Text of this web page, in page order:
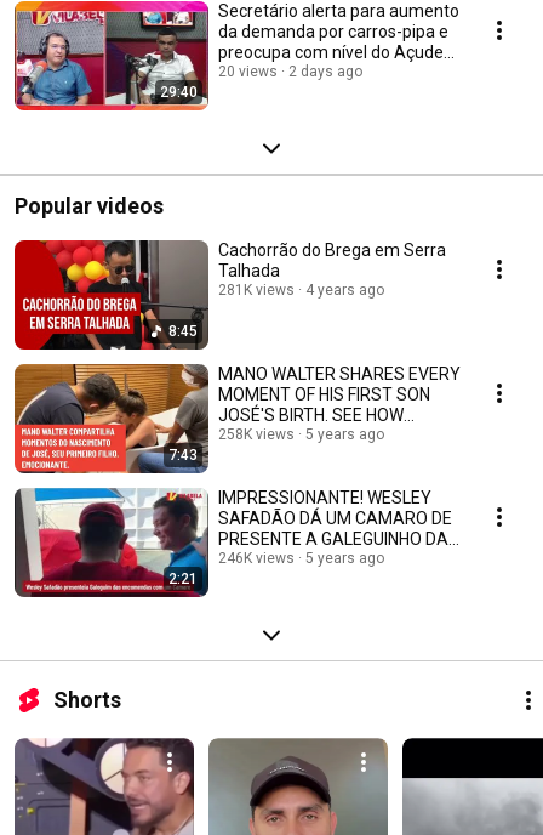
29:40
Secretário alerta para aumento
da demanda por carros-pipa e
preocupa com nível do Açude
Cachoeira
20 views 2 days ago
Popular videos
8:45
Cachorrão do Brega em Serra
Talhada
281K views 4 years ago
7:43
MANO WALTER SHARES EVERY
MOMENT OF HIS FIRST SON
JOSÉ'S BIRTH. SEE HOW
EMOTIONAL IT IS
258K views 5 years ago
2:21
IMPRESSIONANTE! WESLEY
SAFADÃO DÁ UM CAMARO DE
PRESENTE A GALEGUINHO DAS
ENCOMENDAS.
246K views 5 years ago
Shorts